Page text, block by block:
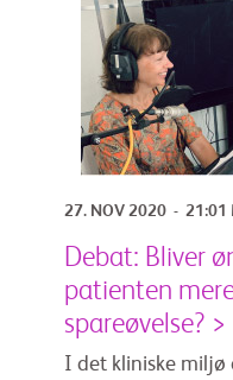
27. NOV 2020 - 21:01
Debat: Bliver
patienten
spareøvelse? >
I det kliniske miljø